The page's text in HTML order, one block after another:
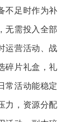
不足时作为补
无需投入全部
运营活动、战
碎片礼盒，礼
常活动能稳定
力，资源分配